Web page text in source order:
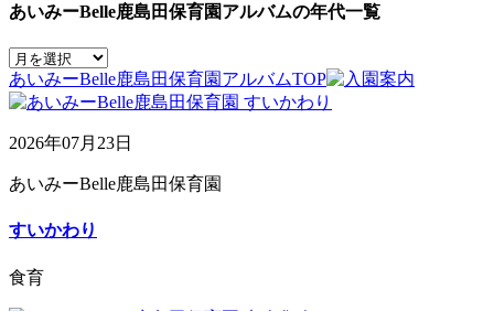
あいみーBelle鹿島田保育園アルバムの年代一覧
あいみーBelle鹿島田保育園アルバムTOP
2026年07月23日
あいみーBelle鹿島田保育園
すいかわり
食育